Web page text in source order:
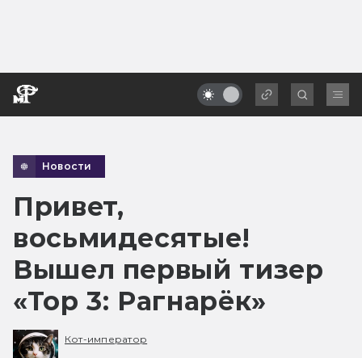
Новости
Привет,
восьмидесятые!
Вышел первый тизер
«Тор 3: Рагнарёк»
Кот-император